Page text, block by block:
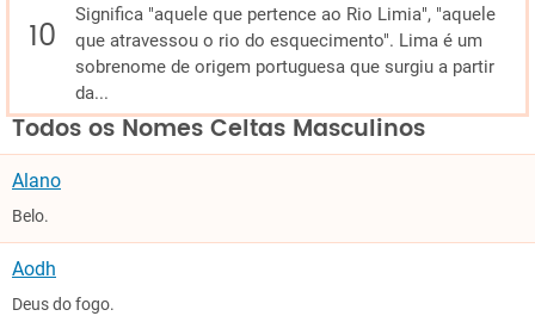
Significa "aquele que pertence ao Rio Limia", "aquele
que atravessou o rio do esquecimento". Lima é um
sobrenome de origem portuguesa que surgiu a partir
da...
Todos os Nomes Celtas Masculinos
Alano
Belo.
Aodh
Deus do fogo.